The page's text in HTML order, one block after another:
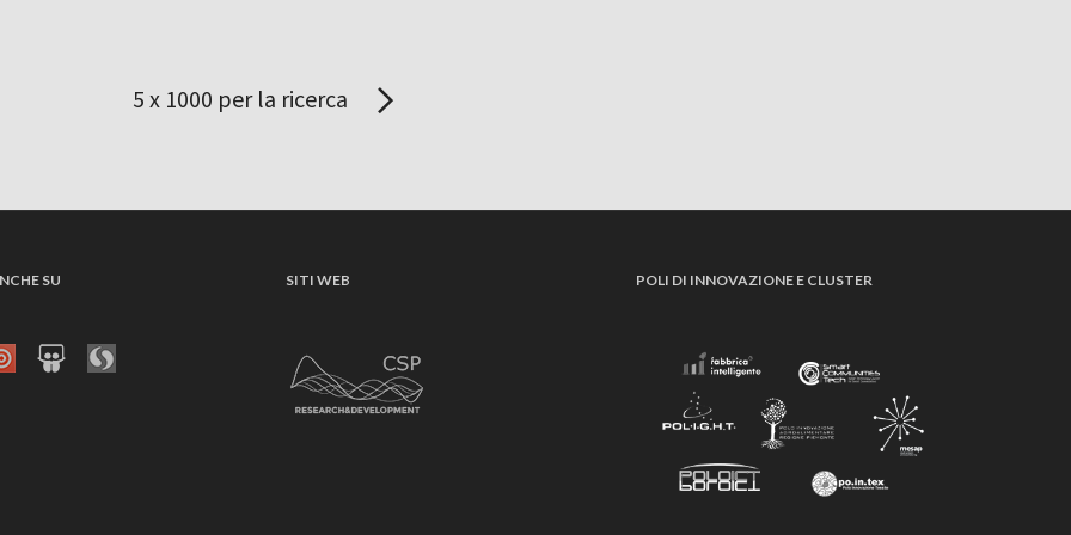
5 x 1000 per la ricerca
SU SITI WEB POLI DI INNOVAZIONE E CLUSTER